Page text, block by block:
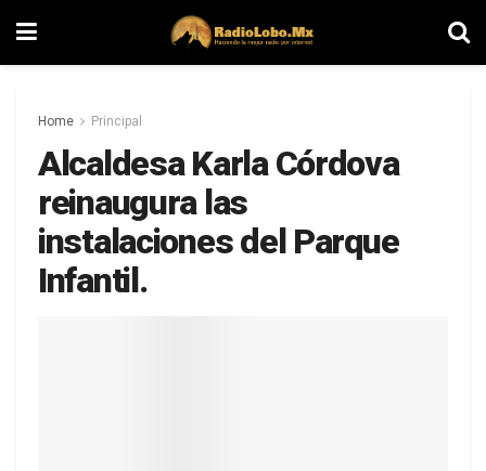
Home Principal
Alcaldesa Karla Córdova
reinaugura las
instalaciones del Parque
Infantil.